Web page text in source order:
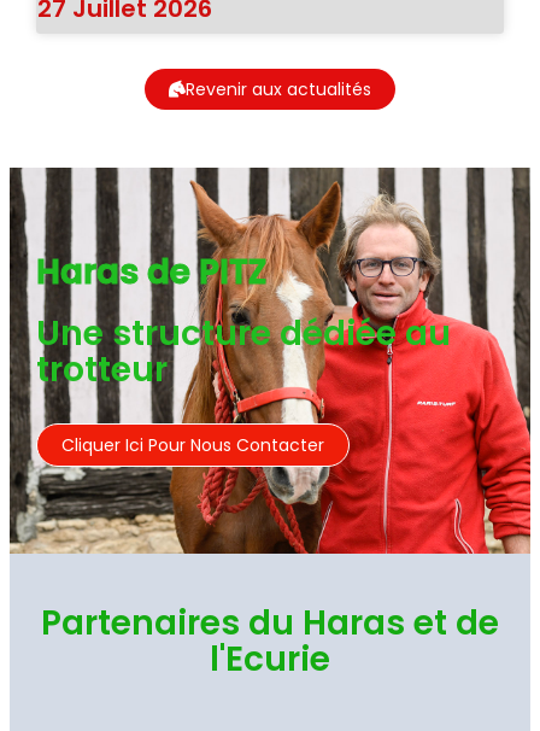
27 Juillet 2026
Revenir aux actualités
Haras de PITZ
Une structure dédiée au
trotteur
Cliquer Ici Pour Nous Contacter
Partenaires du Haras et de
l'Ecurie